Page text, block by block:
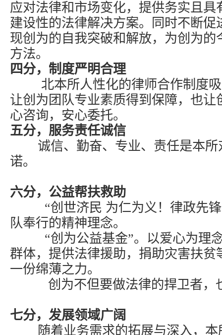
应对法律和市场变化，提供务实且具
建设性的法律解决方案。同时不断
现创为的自我突破和解放，为创为的
方法。
四分，制度严明合理
北本所人性化的律师合作制度吸
让创为团队专业素质得到保障，也让
心咨询，安心委托。
五分，服务责任诚信
诚信、勤奋、专业、责任是本所
诺。
六分，公益帮扶救助
“创世济民 为仁为义！律政先锋
队奉行的精神理念。
“创为公益基金”。以爱心为理念
群体，提供法律援助，捐助灾害扶贫
一份绵薄之力。
创为不但要做法律的捍卫者，也
七分，发展领域广阔
随着业务需求的拓展与深入，本